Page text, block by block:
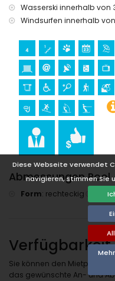
Diese Webseite verwendet
navigieren, stimmen Sie
Wasserski innerhalb von
Windsurfen innerhalb
Abmessungen Pool
Form: rechteckig
Verfügbarkeit
Sie können den Mietpreis
das gewünschte An- und